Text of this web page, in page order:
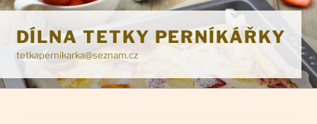
Přejít
obsahu
webu
DÍLNA TETKY PERNÍKÁŘKY
tetkapernikarka@seznam.cz